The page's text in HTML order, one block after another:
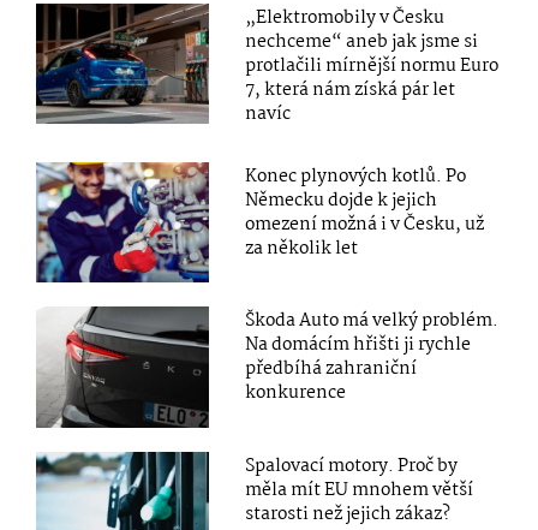
„Elektromobily v Česku
nechceme“ aneb jak jsme si
protlačili mírnější normu Euro
7, která nám získá pár let
navíc
Konec plynových kotlů. Po
Německu dojde k jejich
omezení možná i v Česku, už
za několik let
Škoda Auto má velký problém.
Na domácím hřišti ji rychle
předbíhá zahraniční
konkurence
Spalovací motory. Proč by
měla mít EU mnohem větší
starosti než jejich zákaz?